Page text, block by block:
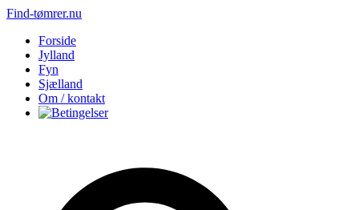
Find-tømrer.nu
Forside
Jylland
Fyn
Sjælland
Om / kontakt